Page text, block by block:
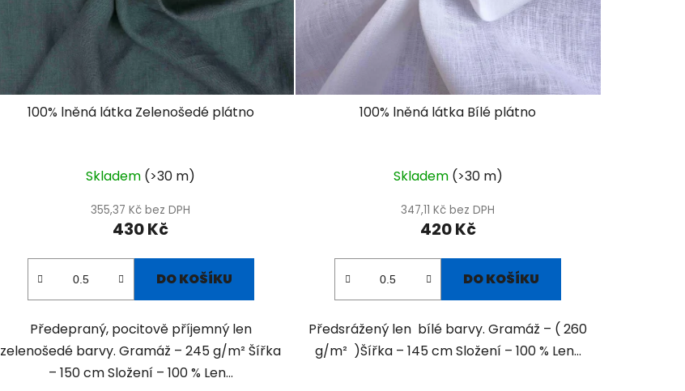
100% lněná látka Zelenošedé plátno
Skladem (>30 m)
355,37 Kč bez DPH
430 Kč
DO KOŠÍKU
Předepraný, pocitově příjemný len
zelenošedé barvy. Gramáž – 245 g/m² Šířka
– 150 cm Složení – 100 % Len...
100% lněná látka Bílé plátno
Skladem (>30 m)
347,11 Kč bez DPH
420 Kč
DO KOŠÍKU
Předsrážený len bílé barvy. Gramáž – ( 260
g/m² )Šířka – 145 cm Složení – 100 % Len...